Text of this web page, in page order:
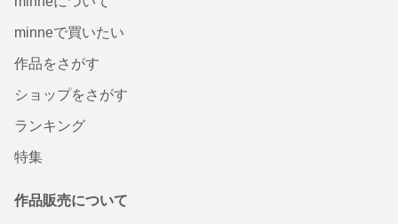
minneで買いたい
作品をさがす
ショップをさがす
ランキング
特集
作品販売について